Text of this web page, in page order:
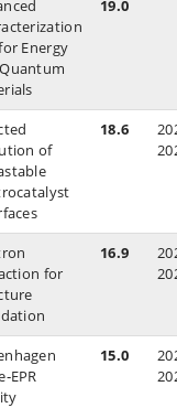
Energy
19.0
of
18.6
for
16.9
15.0